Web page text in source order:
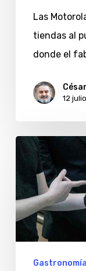
ofrecen?
Las
tiendas al
donde el
12
Nespresso
apuesta
por
Háblalo
y
comercio
Gastronomía